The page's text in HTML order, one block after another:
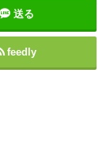
送る
feedly